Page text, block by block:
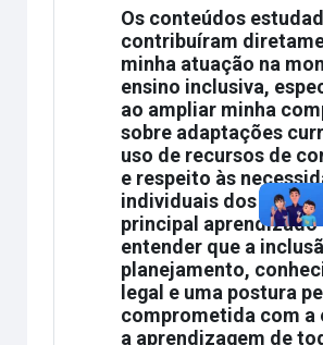
Os conteúdos
contribuíram
minha atuação na
ensino inclusiva,
ao ampliar minha
sobre adaptações
uso de recursos de
e respeito às
individuais dos
principal
entender que a
planejamento,
legal e uma postura
comprometida com a
a aprendizagem de